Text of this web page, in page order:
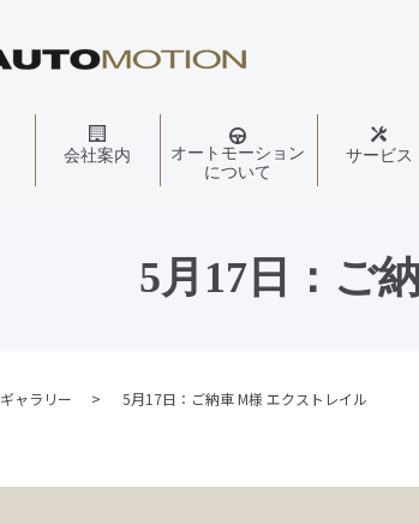
会社案内
オートモーション
について
サービス
5月17日：ご
ギャラリー 5月17日：ご納車 M様 エクストレイル